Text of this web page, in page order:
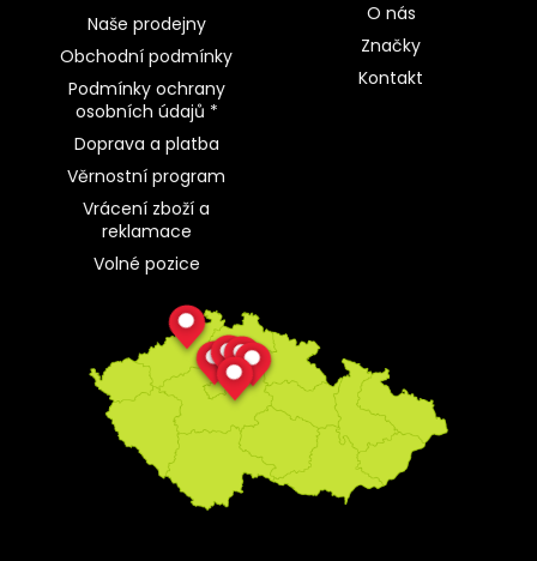
Naše prodejny
Obchodní podmínky
Podmínky ochrany
osobních údajů *
Doprava a platba
Věrnostní program
Vrácení zboží a
reklamace
Volné pozice
O nás
Značky
Kontakt